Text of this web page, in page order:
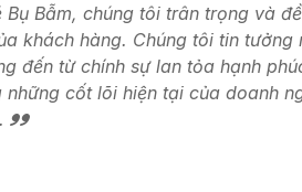
Bụ Bẫm, chúng tôi trân trọng và
khách hàng. Chúng tôi tin
đến từ chính sự lan tỏa hạnh
những cốt lõi hiện tại của doanh